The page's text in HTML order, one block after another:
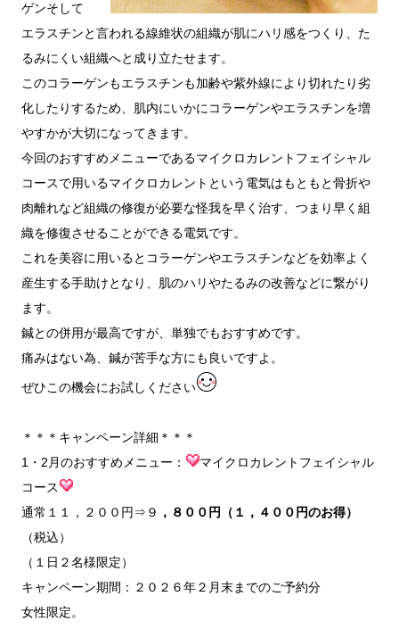
ゲンそして
エラスチンと言われる線維状の組織が肌にハリ感をつくり、た
るみにくい組織へと成り立たせます。
このコラーゲンもエラスチンも加齢や紫外線により切れたり劣
化したりするため、肌内にいかにコラーゲンやエラスチンを増
やすかが大切になってきます。
今回のおすすめメニューであるマイクロカレントフェイシャル
コースで用いるマイクロカレントという電気はもともと骨折や
肉離れなど組織の修復が必要な怪我を早く治す、つまり早く組
織を修復させることができる電気です。
これを美容に用いるとコラーゲンやエラスチンなどを効率よく
産生する手助けとなり、肌のハリやたるみの改善などに繋がり
ます。
鍼との併用が最高ですが、単独でもおすすめです。
痛みはない為、鍼が苦手な方にも良いですよ。
ぜひこの機会にお試しください
＊＊＊キャンペーン詳細＊＊＊
1・2月のおすすめメニュー：
マイクロカレントフェイシャル
コース
通常１１，２００円⇒９ ，８００円（１，４００円のお得）
（税込）
（１日２名様限定）
キャンペーン期間：２０２６年２月末までのご予約分
女性限定。